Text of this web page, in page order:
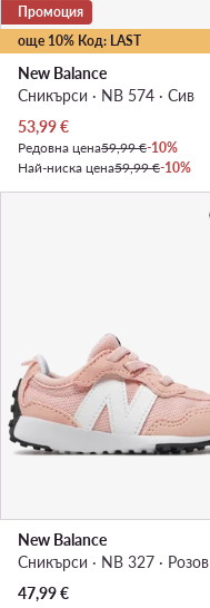
още 10% Код: LAST
Промоция
New Balance
Сникърси · NB 574 · Сив
Актуална цена
53,99€
Редовна цена59,99 €-10%
Най-ниска цена59,99 €-10%
New Balance
Сникърси · NB 327 · Розов
47,99€